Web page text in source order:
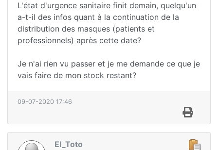
L'état d'urgence sanitaire finit demain, quelqu'un
a-t-il des infos quant à la continuation de la
distribution des masques (patients et
professionnels) après cette date?
Je n'ai rien vu passer et je me demande ce que je
vais faire de mon stock restant?
09-07-2020 17:46
El_Toto